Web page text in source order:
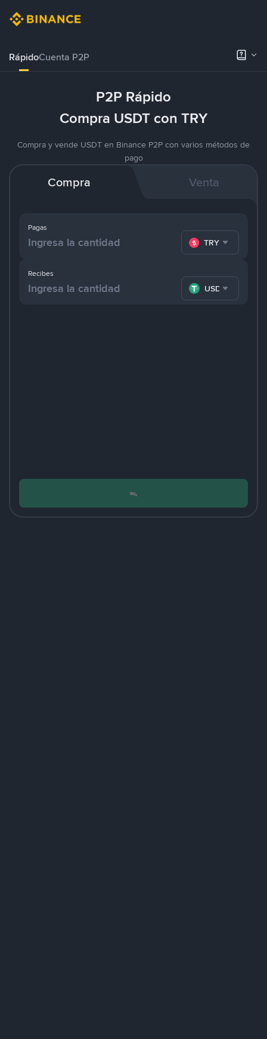
RápidoCuenta P2P
P2P Rápido
Compra USDT con TRY
Compra y vende USDT en Binance P2P con varios métodos de
pago
Compra Venta
Pagas
TRY
Recibes
USDT